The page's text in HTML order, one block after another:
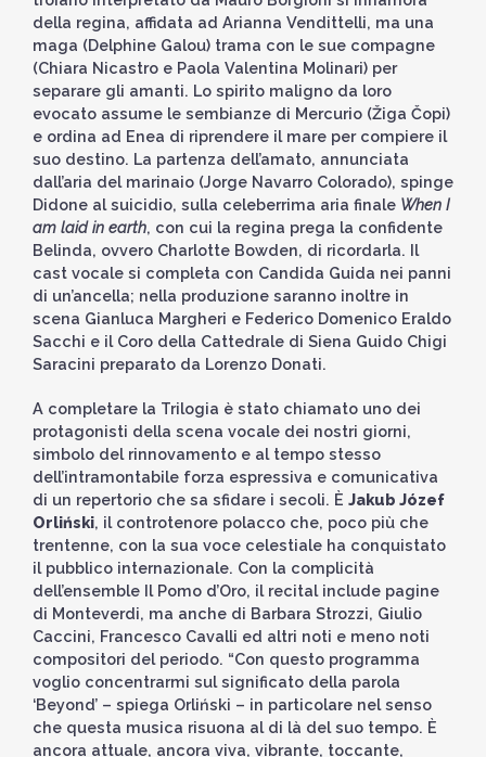
della regina, affidata ad Arianna Vendittelli, ma una
maga (Delphine Galou) trama con le sue compagne
(Chiara Nicastro e Paola Valentina Molinari) per
separare gli amanti. Lo spirito maligno da loro
evocato assume le sembianze di Mercurio (Žiga Čopi)
e ordina ad Enea di riprendere il mare per compiere il
suo destino. La partenza dell’amato, annunciata
dall’aria del marinaio (Jorge Navarro Colorado), spinge
Didone al suicidio, sulla celeberrima aria finale When I
am laid in earth, con cui la regina prega la confidente
Belinda, ovvero Charlotte Bowden, di ricordarla. Il
cast vocale si completa con Candida Guida nei panni
di un’ancella; nella produzione saranno inoltre in
scena Gianluca Margheri e Federico Domenico Eraldo
Sacchi e il Coro della Cattedrale di Siena Guido Chigi
Saracini preparato da Lorenzo Donati.
A completare la Trilogia è stato chiamato uno dei
protagonisti della scena vocale dei nostri giorni,
simbolo del rinnovamento e al tempo stesso
dell’intramontabile forza espressiva e comunicativa
di un repertorio che sa sfidare i secoli. È Jakub Józef
Orliński, il controtenore polacco che, poco più che
trentenne, con la sua voce celestiale ha conquistato
il pubblico internazionale. Con la complicità
dell’ensemble Il Pomo d’Oro, il recital include pagine
di Monteverdi, ma anche di Barbara Strozzi, Giulio
Caccini, Francesco Cavalli ed altri noti e meno noti
compositori del periodo. “Con questo programma
voglio concentrarmi sul significato della parola
‘Beyond’ – spiega Orliński – in particolare nel senso
che questa musica risuona al di là del suo tempo. È
ancora attuale, ancora viva, vibrante, toccante,